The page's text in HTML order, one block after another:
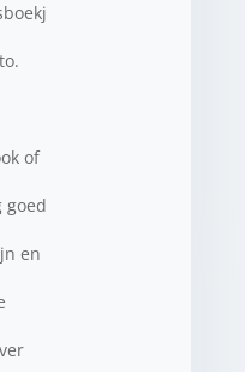
of
goed
en